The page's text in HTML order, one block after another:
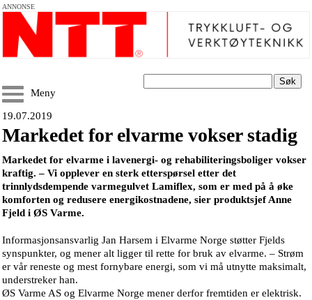
ANNONSE
Søk
Meny
19.07.2019
Markedet for elvarme vokser stadig
Markedet for elvarme i lavenergi- og rehabiliteringsboliger vokser
kraftig. – Vi opplever en sterk etterspørsel etter det
trinnlydsdempende varmegulvet Lamiflex, som er med på å øke
komforten og redusere energikostnadene, sier produktsjef Anne
Fjeld i ØS Varme.
Informasjonsansvarlig Jan Harsem i Elvarme Norge støtter Fjelds
synspunkter, og mener alt ligger til rette for bruk av elvarme. – Strøm
er vår reneste og mest fornybare energi, som vi må utnytte maksimalt,
understreker han.
ØS Varme AS og Elvarme Norge mener derfor fremtiden er elektrisk.